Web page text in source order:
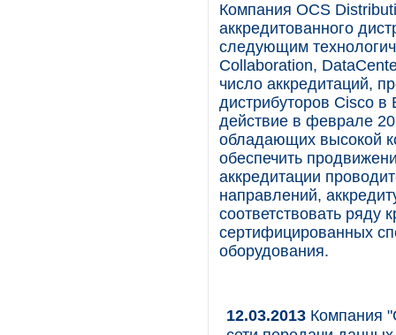
Компания OCS
аккредитованного
следующим
Collaboration,
число аккредитаций,
дистрибуторов Cisco
действие в феврале
обладающих высокой
обеспечить
аккредитации
направлений,
соответствовать ряду
сертифицированных
оборудования.
12.03.2013 Компания